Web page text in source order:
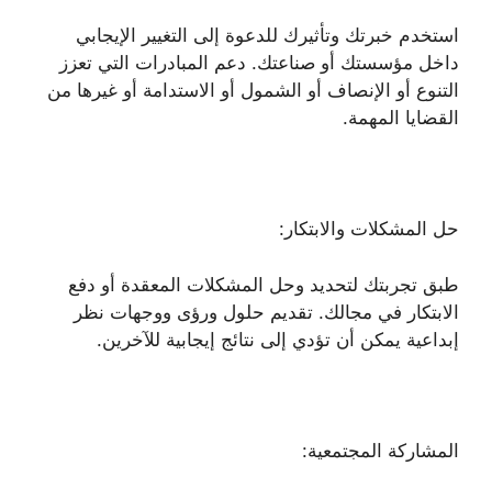
استخدم خبرتك وتأثيرك للدعوة إلى التغيير الإيجابي
داخل مؤسستك أو صناعتك. دعم المبادرات التي تعزز
التنوع أو الإنصاف أو الشمول أو الاستدامة أو غيرها من
القضايا المهمة.
حل المشكلات والابتكار:
طبق تجربتك لتحديد وحل المشكلات المعقدة أو دفع
الابتكار في مجالك. تقديم حلول ورؤى ووجهات نظر
إبداعية يمكن أن تؤدي إلى نتائج إيجابية للآخرين.
المشاركة المجتمعية: